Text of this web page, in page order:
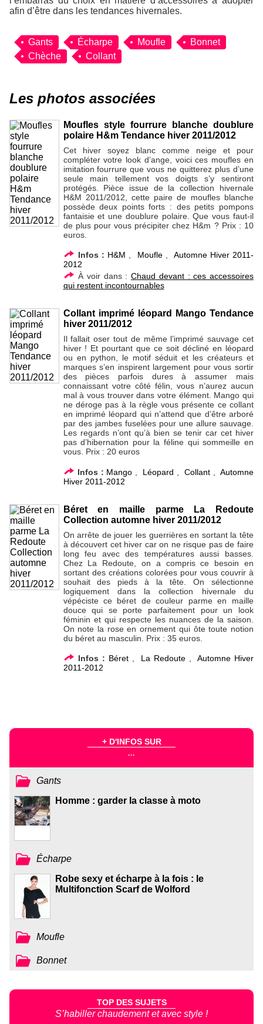
afin d’être dans les tendances hivernales.
Gants Écharpe Moufle
Bonnet
Chèche
Collant
Les photos associées
Moufles style fourrure blanche doublure
polaire H&m Tendance hiver 2011/2012
Cet hiver soyez blanc comme neige et pour
compléter votre look d’ange, voici ces moufles en
imitation fourrure que vous ne quitterez plus d’une
seule main tellement vos doigts s’y sentiront
protégés. Pièce issue de la collection hivernale
H&M 2011/2012, cette paire de moufles blanche
possède deux points forts : des petits pompons
fantaisie et une doublure polaire. Que vous faut-il
de plus pour vous précipiter chez H&m ? Prix : 10
euros.
Infos : H&M Moufle, Automne Hiver 2011-
2012
À voir dans :Chaud devant : ces accessoires
qui restent incontournables
Collant imprimé léopard Mango Tendance
hiver 2011/2012
Il fallait oser tout de même l’imprimé sauvage cet
hiver ! Et pourtant que ce soit décliné en léopard
ou en python, le motif séduit et les créateurs et
marques s’en inspirent largement pour vous sortir
des pièces parfois dures à assumer mais
connaissant votre côté félin, vous n’aurez aucun
mal à vous trouver dans votre élément. Mango qui
ne déroge pas à la règle vous présente ce collant
en imprimé léopard qui n’attend que d’être arboré
par des jambes fuselées pour une allure sauvage.
Les regards n’ont qu’à bien se tenir car cet hiver
pas d’hibernation pour la féline qui sommeille en
vous. Prix : 20 euros
Infos : Mango Léopard ,Collant
Automne
Hiver 2011-2012
Béret en maille parme La Redoute
Collection automne hiver 2011/2012
On arrête de jouer les guerrières en sortant la tête
à découvert cet hiver car on ne risque pas de faire
long feu avec des températures aussi basses.
Chez La Redoute, on a compris ce besoin en
sortant des créations colorées pour vous couvrir à
souhait des pieds à la tête. On sélectionne
logiquement dans la collection hivernale du
vépéciste ce béret de couleur parme en maille
douce qui se porte parfaitement pour un look
féminin et qui respecte les nuances de la saison.
On note la rose en ornement qui ôte toute notion
du béret au masculin. Prix : 35 euros.
Infos : Béret, La Redoute,Automne Hiver
2011-2012
+ D'INFOS SUR
...
Gants
Homme : garder la classe à moto
Écharpe
Robe sexy et écharpe à la fois : le
Multifonction Scarf de Wolford
Moufle
Bonnet
TOP DES SUJETS
S’habiller chaudement et avec style !